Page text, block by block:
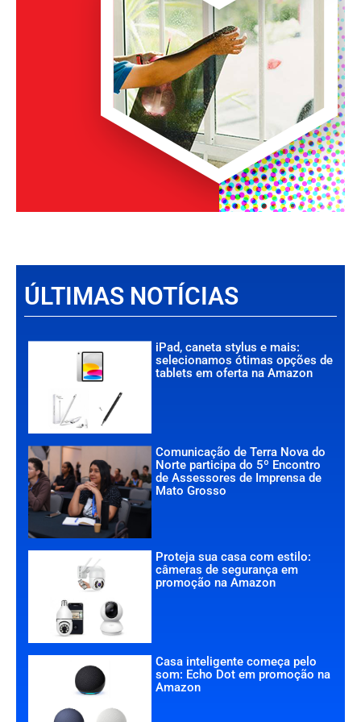
ÚLTIMAS NOTÍCIAS
iPad, caneta stylus e mais:
selecionamos ótimas opções de
tablets em oferta na Amazon
Comunicação de Terra Nova do
Norte participa do 5º Encontro
de Assessores de Imprensa de
Mato Grosso
Proteja sua casa com estilo:
câmeras de segurança em
promoção na Amazon
Casa inteligente começa pelo
som: Echo Dot em promoção na
Amazon